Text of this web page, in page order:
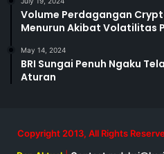
Volume Perdagangan
Menurun Akibat Volatilitas
May 14, 2024
BRI Sungai Penuh Ngaku
Aturan
Copyright 2013, All Rights